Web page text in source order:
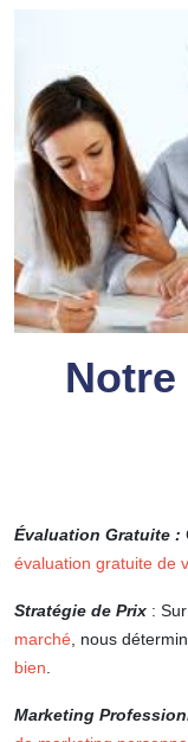
Évaluation Gratuite :
évaluation gratuite de
Stratégie de Prix :
marché , nous
bien
Marketing